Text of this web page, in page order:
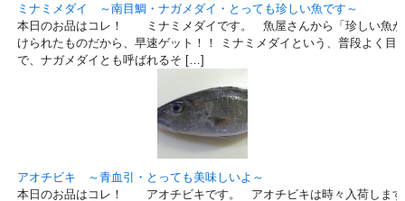
ミナミメダイ ～南目鯛・ナガメダイ・とっても珍しい魚です～
本日のお品はコレ！ ミナミメダイです。 魚屋さんから「珍しい魚が
けられたものだから、早速ゲット！！ ミナミメダイという、普段よく目
で、ナガメダイとも呼ばれるそ […]
アオチビキ ～青血引・とっても美味しいよ～
本日のお品はコレ！ アオチビキです。 アオチビキは時々入荷します